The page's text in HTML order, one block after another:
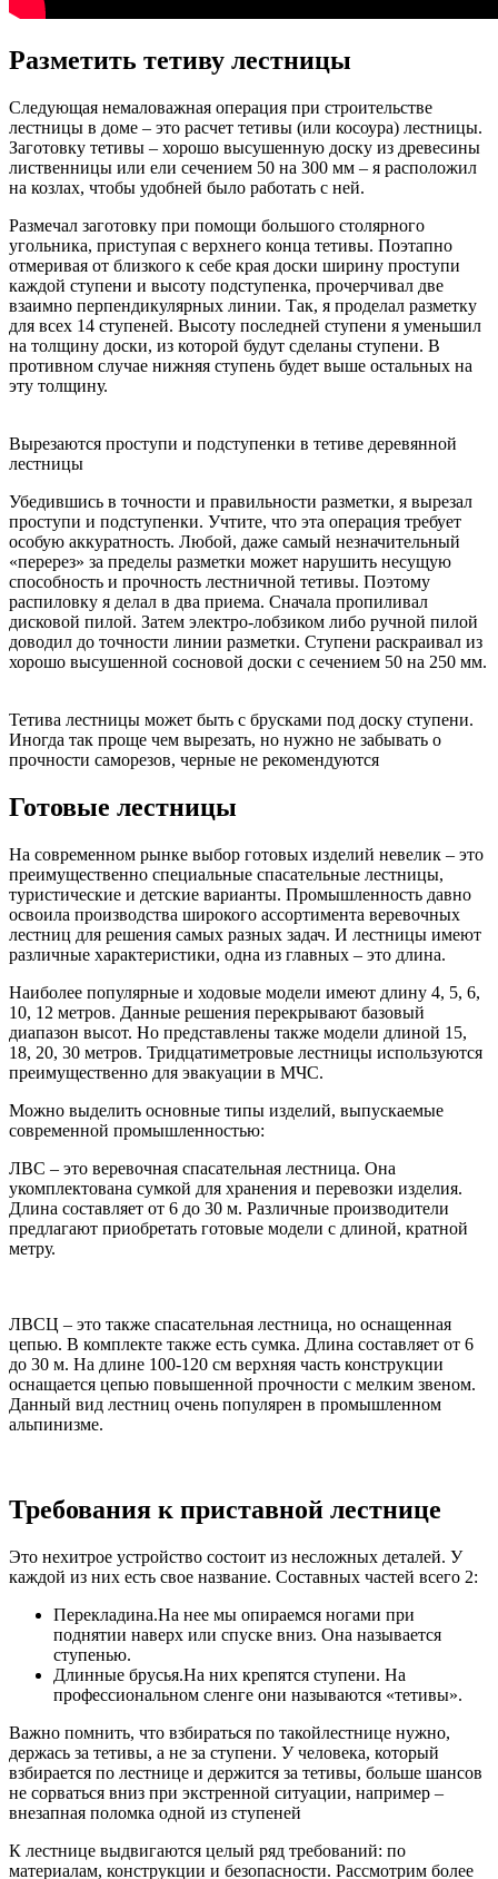
Разметить тетиву лестницы
Следующая немаловажная операция при строительстве
лестницы в доме – это расчет тетивы (или косоура) лестницы.
Заготовку тетивы – хорошо высушенную доску из древесины
лиственницы или ели сечением 50 на 300 мм – я расположил
на козлах, чтобы удобней было работать с ней.
Размечал заготовку при помощи большого столярного
угольника, приступая с верхнего конца тетивы. Поэтапно
отмеривая от близкого к себе края доски ширину проступи
каждой ступени и высоту подступенка, прочерчивал две
взаимно перпендикулярных линии. Так, я проделал разметку
для всех 14 ступеней. Высоту последней ступени я уменьшил
на толщину доски, из которой будут сделаны ступени. В
противном случае нижняя ступень будет выше остальных на
эту толщину.
Вырезаются проступи и подступенки в тетиве деревянной
лестницы
Убедившись в точности и правильности разметки, я вырезал
проступи и подступенки. Учтите, что эта операция требует
особую аккуратность. Любой, даже самый незначительный
«перерез» за пределы разметки может нарушить несущую
способность и прочность лестничной тетивы. Поэтому
распиловку я делал в два приема. Сначала пропиливал
дисковой пилой. Затем электро-лобзиком либо ручной пилой
доводил до точности линии разметки. Ступени раскраивал из
хорошо высушенной сосновой доски с сечением 50 на 250 мм.
Тетива лестницы может быть с брусками под доску ступени.
Иногда так проще чем вырезать, но нужно не забывать о
прочности саморезов, черные не рекомендуются
Готовые лестницы
На современном рынке выбор готовых изделий невелик – это
преимущественно специальные спасательные лестницы,
туристические и детские варианты. Промышленность давно
освоила производства широкого ассортимента веревочных
лестниц для решения самых разных задач. И лестницы имеют
различные характеристики, одна из главных – это длина.
Наиболее популярные и ходовые модели имеют длину 4, 5, 6,
10, 12 метров. Данные решения перекрывают базовый
диапазон высот. Но представлены также модели длиной 15,
18, 20, 30 метров. Тридцатиметровые лестницы используются
преимущественно для эвакуации в МЧС.
Можно выделить основные типы изделий, выпускаемые
современной промышленностью:
ЛВС – это веревочная спасательная лестница. Она
укомплектована сумкой для хранения и перевозки изделия.
Длина составляет от 6 до 30 м. Различные производители
предлагают приобретать готовые модели с длиной, кратной
метру.
ЛВСЦ – это также спасательная лестница, но оснащенная
цепью. В комплекте также есть сумка. Длина составляет от 6
до 30 м. На длине 100-120 см верхняя часть конструкции
оснащается цепью повышенной прочности с мелким звеном.
Данный вид лестниц очень популярен в промышленном
альпинизме.
Требования к приставной лестнице
Это нехитрое устройство состоит из несложных деталей. У
каждой из них есть свое название. Составных частей всего 2:
Перекладина.На нее мы опираемся ногами при
поднятии наверх или спуске вниз. Она называется
ступенью.
Длинные брусья.На них крепятся ступени. На
профессиональном сленге они называются «тетивы».
Важно помнить, что взбираться по такойлестнице нужно,
держась за тетивы, а не за ступени. У человека, который
взбирается по лестнице и держится за тетивы, больше шансов
не сорваться вниз при экстренной ситуации, например –
внезапная поломка одной из ступеней
К лестнице выдвигаются целый ряд требований: по
материалам, конструкции и безопасности. Рассмотрим более